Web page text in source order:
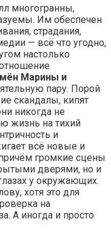
многогранны,
Им обеспечен
страдания,
— всё что угодно,
настолько
Марины и
пару. Порой
скандалы, кипят
никогда не
жизнь на тихий
и
всё новые и
громкие сцены
дверями, но и
у окружающих.
хотя это для
на
А иногда и просто